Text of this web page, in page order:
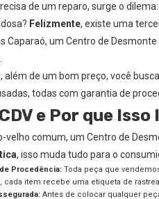
de um reparo, surge o
Felizmente, existe uma
Caparaó, um Centro de
além de um bom preço, você
todas com garantia de
e Por que
velho comum, um Centro de
, isso muda tudo para o
Procedência: Toda peça que
, cada item recebe uma etiqueta de
Antes de colocar qualquer